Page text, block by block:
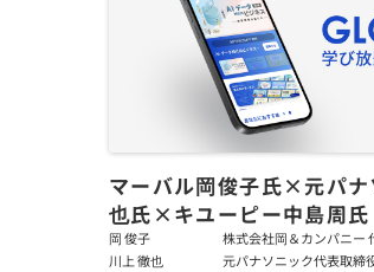
マーバル岡俊子氏×元パナ
也氏×キユーピー中島周氏
業転換と新たな成長」前編
岡 俊子
株式会社岡＆カンパニー
川上 徹也
元パナソニック代表取締